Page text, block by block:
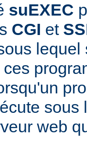
suEXEC
CGI et
sous
web